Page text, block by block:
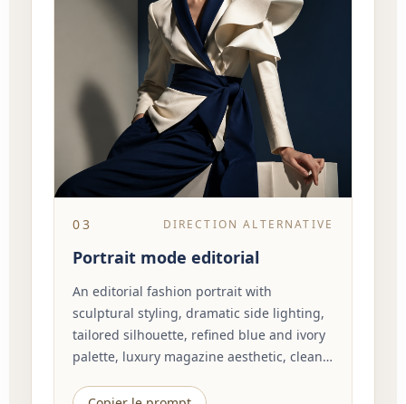
03 DIRECTION ALTERNATIVE
Portrait mode editorial
An editorial fashion portrait with
sculptural styling, dramatic side lighting,
tailored silhouette, refined blue and ivory
palette, luxury magazine aesthetic, clean
texture, cinematic composition, high